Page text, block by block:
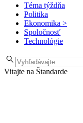
Téma týždňa
Politika
Ekonomika >
Spoločnosť
Technológie
Vitajte na Štandarde